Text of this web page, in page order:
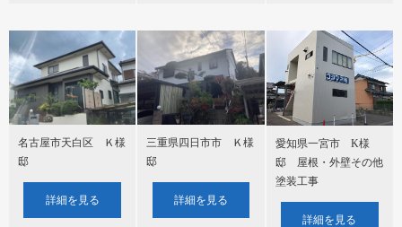
名古屋市天白区 Ｋ様
邸
詳細を見る
三重県四日市市 Ｋ様
邸
詳細を見る
愛知県一宮市 K様
邸 屋根・外壁その他
塗装工事
詳細を見る